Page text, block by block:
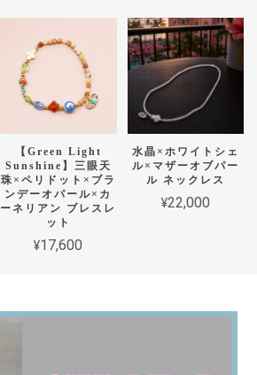
【Green Light
Sunshine】三眼天
珠×ペリドット×ブラ
ンデーオパール×カ
ーネリアン ブレスレ
ット
¥17,600
水晶×ホワイトシェ
ル×マザーオブパー
ル ネックレス
¥22,000